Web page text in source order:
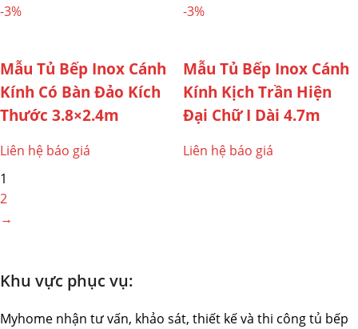
-3%
Mẫu Tủ Bếp Inox Cánh
Kính Có Bàn Đảo Kích
Thước 3.8×2.4m
Liên hệ báo giá
-3%
Mẫu Tủ Bếp Inox Cánh
Kính Kịch Trần Hiện
Đại Chữ I Dài 4.7m
Liên hệ báo giá
1
2
→
Khu vực phục vụ:
Myhome nhận tư vấn, khảo sát, thiết kế và thi công tủ bếp